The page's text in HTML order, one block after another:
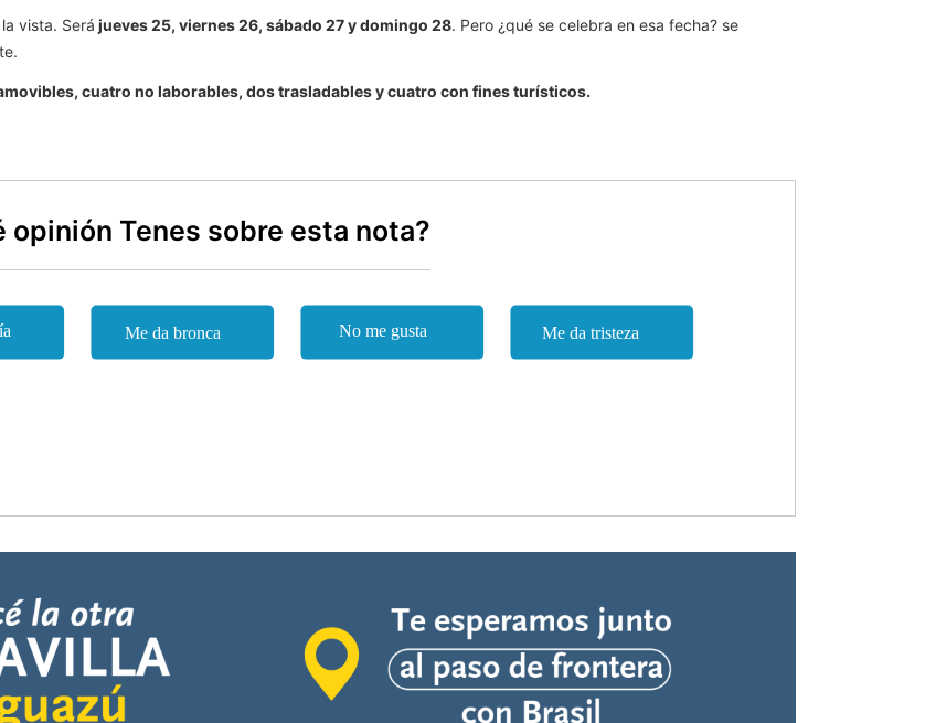
vista. Será jueves 25, viernes 26, sábado 27 y domingo 28. Pero ¿qué se celebra en esa fecha? se
cuatro no laborables, dos trasladables y cuatro con fines turísticos.
opinión Tenes sobre esta nota?